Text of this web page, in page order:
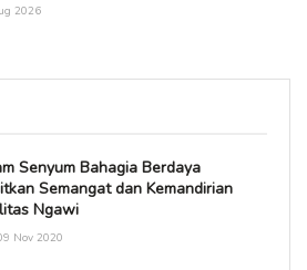
2026
Senyum Bahagia Berdaya
Semangat dan Kemandirian
Ngawi
Nov 2020